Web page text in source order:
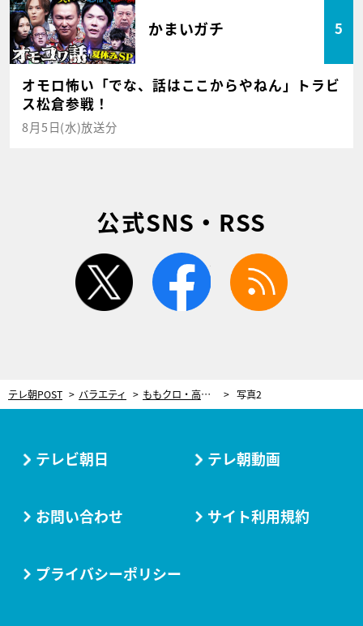
かまいガチ 5
オモロ怖い「でな、話はここからやねん」トラビ
ス松倉参戦！
8月5日(水)放送分
公式SNS・RSS
twitter facebook
テレ朝POST バラエティ ももクロ・高城れに「一番かわいい」と言われてご満悦!? 写真2
テレビ朝日 テレ朝動画
お問い合わせ サイト利用規約
プライバシーポリシー